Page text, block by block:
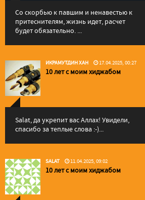
Со скорбью к павшим и ненавестью к
притеснителям, жизнь идет, расчет
будет обязательно. ...
ИКРАМУТДИН ХАН 17.04.2025, 00:27
10 лет с моим хиджабом
Salat, да укрепит вас Аллаx! Увидели,
спасибо за теплые слова :-)...
SALAT 11.04.2025, 09:02
10 лет с моим хиджабом